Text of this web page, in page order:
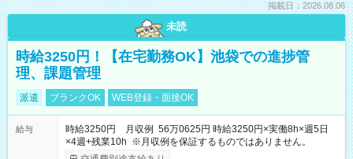
掲載日：2026.08.06
未読
時給3250円！【在宅勤務OK】池袋での進捗管
理、課題管理
派遣 ブランクOK WEB登録・面接OK
給与
時給3250円 月収例 56万0625円 時給3250円×実働8h×週5日
×4週+残業10h ※月収例を保証するものではありません。